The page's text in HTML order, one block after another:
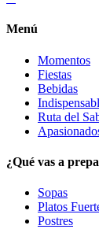
Menú
Momentos
Fiestas
Bebidas
Ruta del
¿Qué vas a
Sopas
Platos
Postres